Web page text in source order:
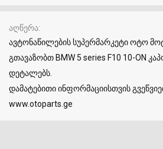
აღწერა
ავტონაწილების სუპერმარკეტი ოტო
გთავაზობთ BMW 5 series F10 10-ON
დეტალებს.
დამატებითი ინფორმაციისთვის
www.otoparts.ge